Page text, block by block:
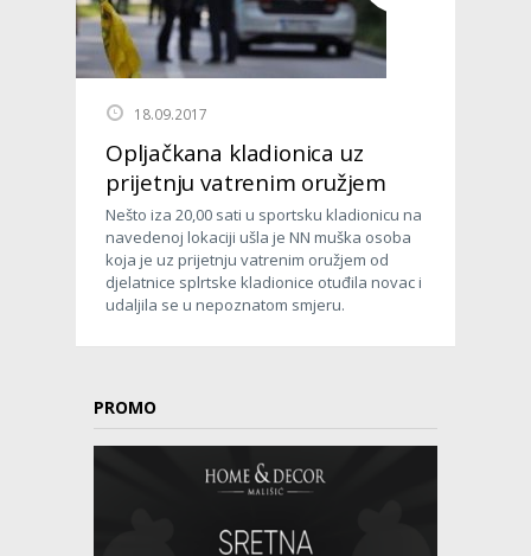
18.09.2017
Opljačkana kladionica uz
prijetnju vatrenim oružjem
Nešto iza 20,00 sati u sportsku kladionicu na
navedenoj lokaciji ušla je NN muška osoba
koja je uz prijetnju vatrenim oružjem od
djelatnice splrtske kladionice otuđila novac i
udaljila se u nepoznatom smjeru.
PROMO